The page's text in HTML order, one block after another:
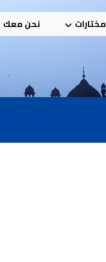
مختارات نحن معك